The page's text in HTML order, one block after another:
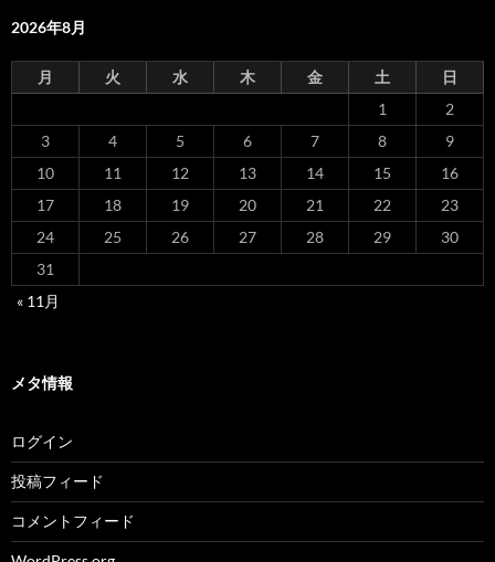
2026年8月
月 火 水 木 金 土
日
1
2
3
4 5 6 7 8
9
10
11 12 13 14 15
16
17
18 19 20 21 22
23
24
25 26 27 28 29
30
31
« 11月
メタ情報
ログイン
投稿フィード
コメントフィード